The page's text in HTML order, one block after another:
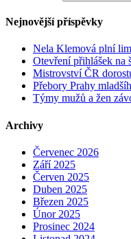
Nejnovější příspěvky
Nela Klemová plní
Otevření přihlášek na
Mistrovství ČR
Přebory Prahy
Týmy mužů a žen
Archivy
Červenec 2026
Září 2025
Červen 2025
Duben 2025
Březen 2025
Únor 2025
Prosinec 2024